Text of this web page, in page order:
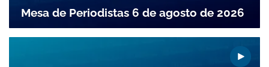
Mesa de Periodistas 6 de agosto de 2026